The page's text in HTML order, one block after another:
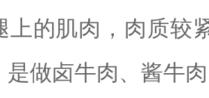
上的肌肉，肉质较
是做卤牛肉、酱牛